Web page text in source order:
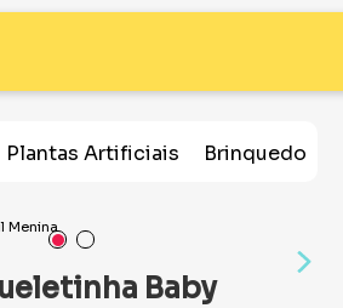
Plantas Artificiais Brinquedos
Menina
Baby